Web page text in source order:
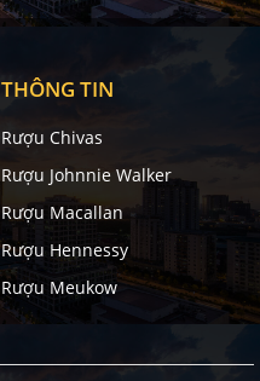
THÔNG TIN
Rượu Chivas
Rượu Johnnie Walker
Rượu Macallan
Rượu Hennessy
Rượu Meukow